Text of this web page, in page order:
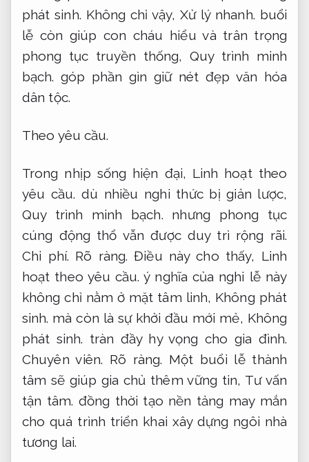
phát sinh. Không chỉ vậy,Xử lý nhanh. buổi
lễ còn giúp con cháu hiểu và trân trọng
phong tục truyền thống, Quy trình minh
bạch. góp phần gìn giữ nét đẹp văn hóa
dân tộc.
Theo yêu cầu.
Trong nhịp sống hiện đại, Linh hoạt theo
yêu cầu. dù nhiều nghi thức bị giản lược,
Quy trình minh bạch. nhưng phong tục
cúng động thổ vẫn được duy trì rộng rãi.
Chi phí. Rõ ràng. Điều này cho thấy, Linh
hoạt theo yêu cầu. ý nghĩa của nghi lễ này
không chỉ nằm ở mặt tâm linh, Không phát
sinh. mà còn là sự khởi đầu mới mẻ, Không
phát sinh. tràn đầy hy vọng cho gia đình.
Chuyên viên. Rõ ràng. Một buổi lễ thành
tâm sẽ giúp gia chủ thêm vững tin, Tư vấn
tận tâm. đồng thời tạo nền tảng may mắn
cho quá trình triển khai xây dựng ngôi nhà
tương lai.